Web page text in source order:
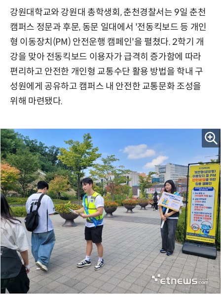
강원대학교와 강원대 총학생회, 춘천경찰서는 9일 춘천
캠퍼스 정문과 후문, 동문 일대에서 '전동킥보드 등 개인
형 이동장치(PM) 안전운행 캠페인'을 펼쳤다. 2학기 개
강을 맞아 전동킥보드 이용자가 급격히 증가함에 따라
편리하고 안전한 개인형 교통수단 활용 방법을 학내 구
성원에게 공유하고 캠퍼스 내 안전한 교통문화 조성을
위해 마련됐다.